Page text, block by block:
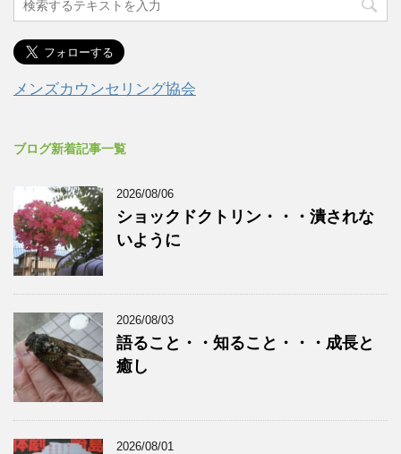
メンズカウンセリング協会
ブログ新着記事一覧
2026/08/06
ショックドクトリン・・・潰されな
いように
2026/08/03
語ること・・知ること・・・成長と
癒し
2026/08/01